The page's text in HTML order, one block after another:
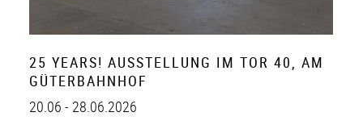
25 YEARS! AUSSTELLUNG IM TOR 40, AM
GÜTERBAHNHOF
20.06 - 28.06.2026